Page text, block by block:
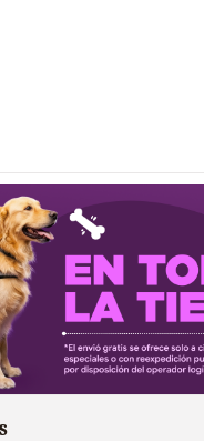
x 2000ml
x